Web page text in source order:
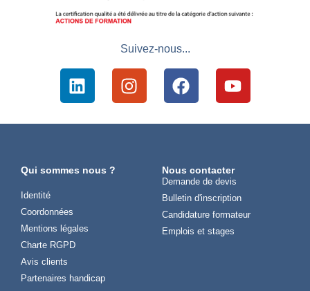
Suivez-nous...
Qui sommes nous ?
Identité
Coordonnées
Mentions légales
Charte RGPD
Avis clients
Partenaires handicap
Nous contacter
Demande de devis
Bulletin d'inscription
Candidature formateur
Emplois et stages